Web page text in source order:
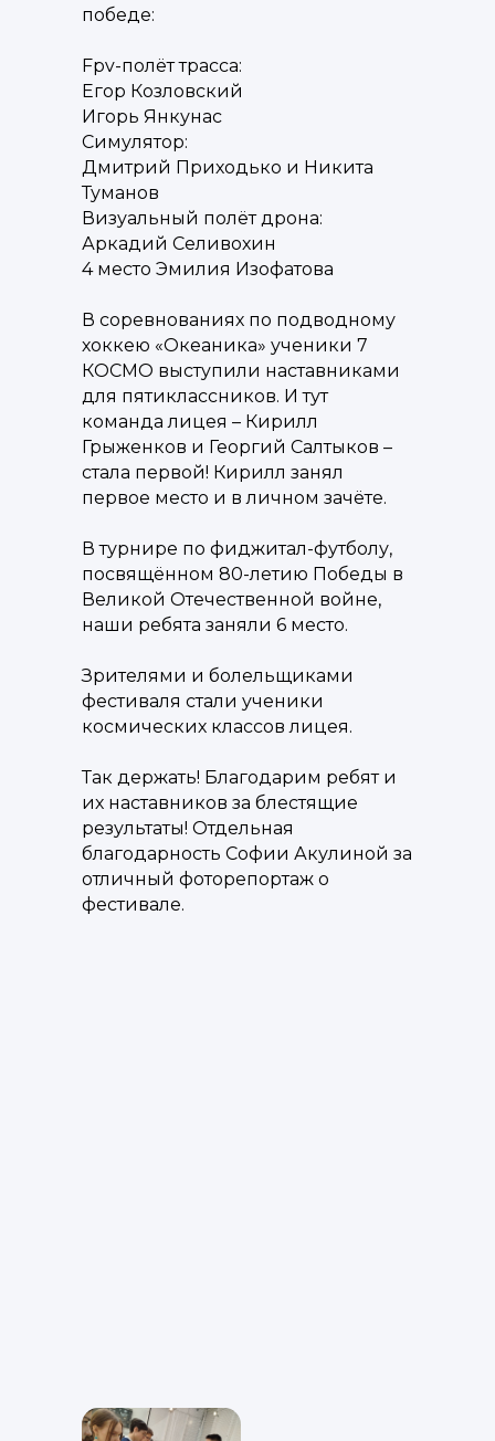
победе:
Fpv-полёт трасса:
Егор Козловский
Игорь Янкунас
Симулятор:
Дмитрий Приходько и Никита
Туманов
Визуальный полёт дрона:
Аркадий Селивохин
4 место Эмилия Изофатова
В соревнованиях по подводному
хоккею «Океаника» ученики 7
КОСМО выступили наставниками
для пятиклассников. И тут
команда лицея – Кирилл
Грыженков и Георгий Салтыков –
стала первой! Кирилл занял
первое место и в личном зачёте.
В турнире по фиджитал-футболу,
посвящённом 80-летию Победы в
Великой Отечественной войне,
наши ребята заняли 6 место.
Зрителями и болельщиками
фестиваля стали ученики
космических классов лицея.
Так держать! Благодарим ребят и
их наставников за блестящие
результаты! Отдельная
благодарность Софии Акулиной за
отличный фоторепортаж о
фестивале.